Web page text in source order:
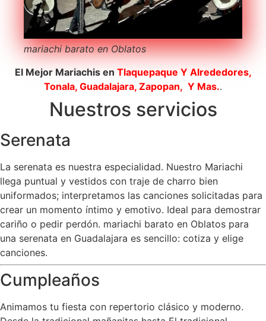
mariachi barato en Oblatos
El Mejor Mariachis en Tlaquepaque Y Alrededores,
Tonala, Guadalajara, Zapopan, Y Mas..
Nuestros servicios
Serenata
La serenata es nuestra especialidad. Nuestro Mariachi
llega puntual y vestidos con traje de charro bien
uniformados; interpretamos las canciones solicitadas para
crear un momento íntimo y emotivo. Ideal para demostrar
cariño o pedir perdón. mariachi barato en Oblatos para
una serenata en Guadalajara es sencillo: cotiza y elige
canciones.
Cumpleaños
Animamos tu fiesta con repertorio clásico y moderno.